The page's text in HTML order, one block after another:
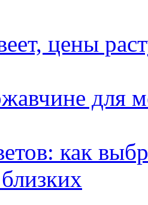
цены
для
как